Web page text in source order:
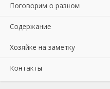
Поговорим о разном
Содержание
Хозяйке на заметку
Контакты